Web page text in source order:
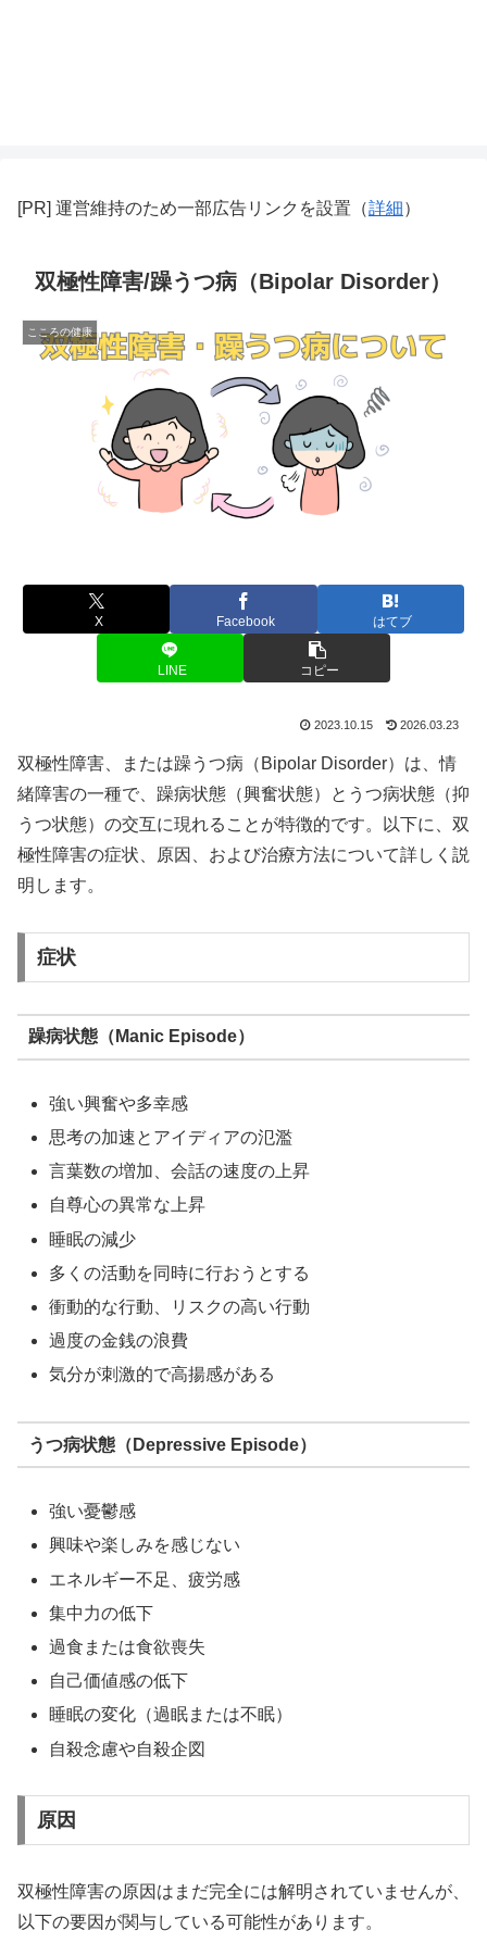
[PR] 運営維持のため一部広告リンクを設置（詳細）
双極性障害/躁うつ病（Bipolar Disorder）
こころの健康
X Facebook はてブ
LINE コピー
2023.10.15 2026.03.23
双極性障害、または躁うつ病（Bipolar Disorder）は、情
緒障害の一種で、躁病状態（興奮状態）とうつ病状態（抑
うつ状態）の交互に現れることが特徴的です。以下に、双
極性障害の症状、原因、および治療方法について詳しく説
明します。
症状
躁病状態（Manic Episode）
強い興奮や多幸感
思考の加速とアイディアの氾濫
言葉数の増加、会話の速度の上昇
自尊心の異常な上昇
睡眠の減少
多くの活動を同時に行おうとする
衝動的な行動、リスクの高い行動
過度の金銭の浪費
気分が刺激的で高揚感がある
うつ病状態（Depressive Episode）
強い憂鬱感
興味や楽しみを感じない
エネルギー不足、疲労感
集中力の低下
過食または食欲喪失
自己価値感の低下
睡眠の変化（過眠または不眠）
自殺念慮や自殺企図
原因
双極性障害の原因はまだ完全には解明されていませんが、
以下の要因が関与している可能性があります。